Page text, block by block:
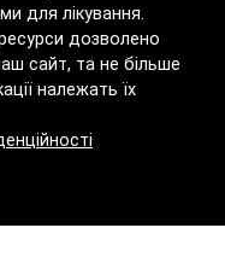
для лікування.
дозволено
сайт, та не більше
належать їх